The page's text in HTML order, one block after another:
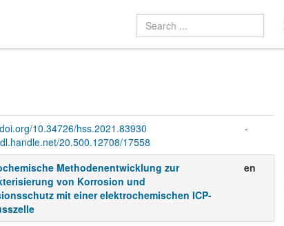
10.34726/hss.2021.83930
20.500.12708/17558
-
Methodenentwicklung zur
von Korrosion und
mit einer elektrochemischen ICP-
en